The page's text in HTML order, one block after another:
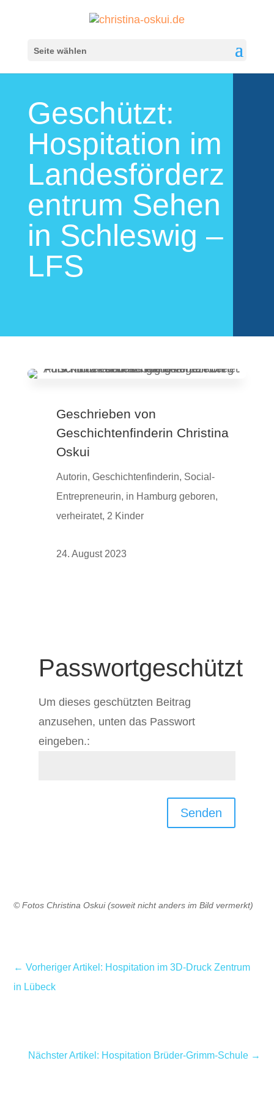
Seite wählen
Geschützt:
Hospitation im
Landesförderz
entrum Sehen
in Schleswig –
LFS
Geschrieben von
Geschichtenfinderin Christina
Oskui
Autorin, Geschichtenfinderin, Social-
Entrepreneurin, in Hamburg geboren,
verheiratet, 2 Kinder
24. August 2023
Passwortgeschützt
Um dieses geschützten Beitrag
anzusehen, unten das Passwort
eingeben.:
Senden
© Fotos Christina Oskui (soweit nicht anders im Bild vermerkt)
←Vorheriger Artikel: Hospitation im 3D-Druck Zentrum
in Lübeck
Nächster Artikel: Hospitation Brüder-Grimm-Schule→